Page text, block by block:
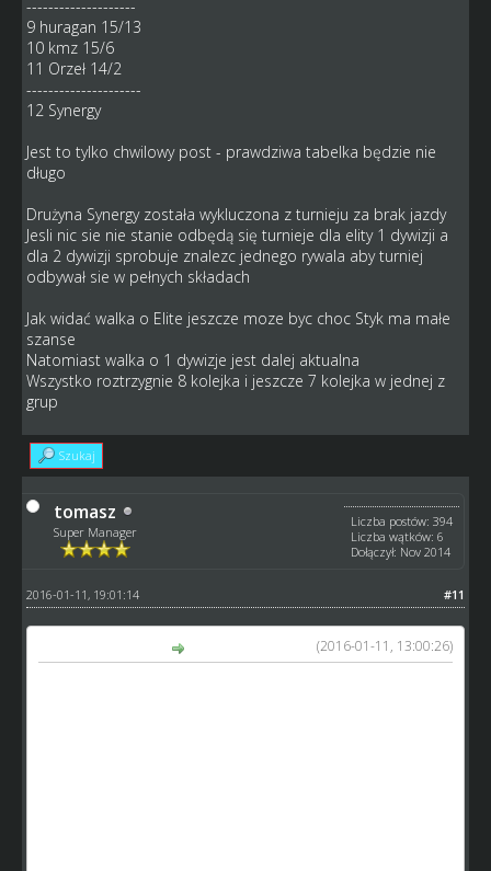
--------------------
9 huragan 15/13
10 kmz 15/6
11 Orzeł 14/2
---------------------
12 Synergy
Jest to tylko chwilowy post - prawdziwa tabelka będzie nie
długo
Drużyna Synergy została wykluczona z turnieju za brak jazdy
Jesli nic sie nie stanie odbędą się turnieje dla elity 1 dywizji a
dla 2 dywizji sprobuje znalezc jednego rywala aby turniej
odbywał sie w pełnych składach
Jak widać walka o Elite jeszcze moze byc choc Styk ma małe
szanse
Natomiast walka o 1 dywizje jest dalej aktualna
Wszystko roztrzygnie 8 kolejka i jeszcze 7 kolejka w jednej z
grup
Szukaj
tomasz
Super Manager
Liczba postów: 394
Liczba wątków: 6
Dołączył: Nov 2014
#11
2016-01-11, 19:01:14
(2016-01-11, 13:00:26)